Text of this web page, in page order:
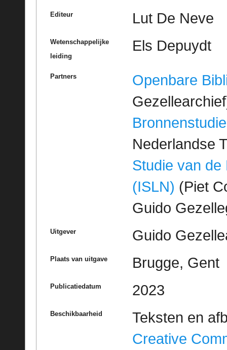
Editeur Lut De Neve
Wetenschappelijke
leiding
Els Depuydt
Partners
Openbare
Bronnenstudie
Nederlandse
Studie van de
(ISLN) (Piet
Guido
Uitgever Guido
Plaats van uitgave Brugge, Gent
Publicatiedatum 2023
Beschikbaarheid
Teksten en
Creative